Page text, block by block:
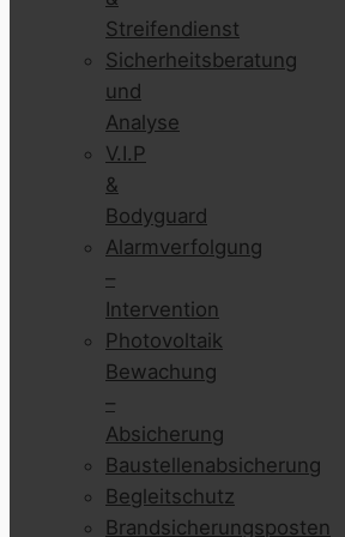
Streifendienst
Sicherheitsberatung
und
Analyse
V.I.P
&
Bodyguard
Alarmverfolgung
–
Intervention
Photovoltaik
Bewachung
–
Absicherung
Baustellenabsicherung
Begleitschutz
Brandsicherungsposten